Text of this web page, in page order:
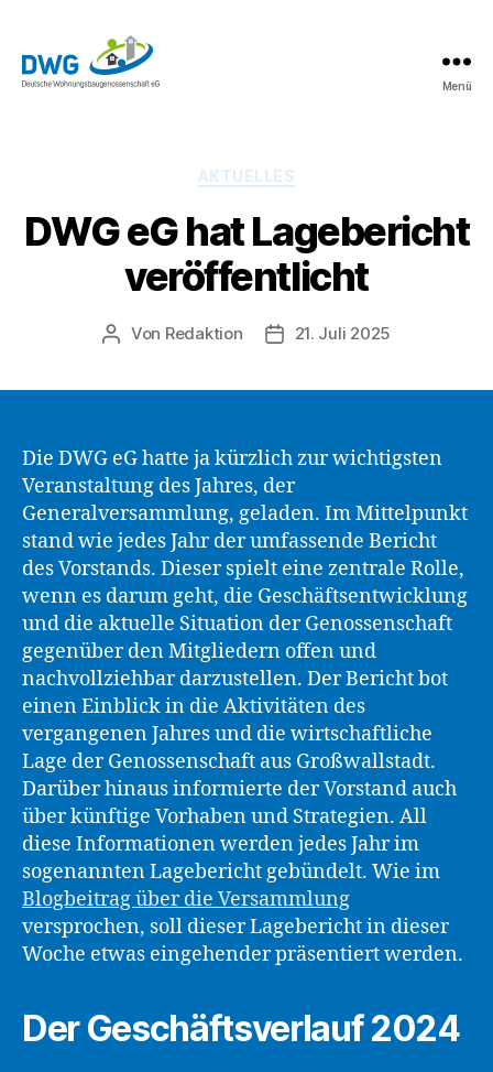
Menü
Kategorien
AKTUELLES
DWG eG hat Lagebericht
veröffentlicht
Beitragsautor
Von Redaktion Beitragsdatum
21. Juli 2025
Die DWG eG hatte ja kürzlich zur wichtigsten
Veranstaltung des Jahres, der
Generalversammlung, geladen. Im Mittelpunkt
stand wie jedes Jahr der umfassende Bericht
des Vorstands. Dieser spielt eine zentrale Rolle,
wenn es darum geht, die Geschäftsentwicklung
und die aktuelle Situation der Genossenschaft
gegenüber den Mitgliedern offen und
nachvollziehbar darzustellen. Der Bericht bot
einen Einblick in die Aktivitäten des
vergangenen Jahres und die wirtschaftliche
Lage der Genossenschaft aus Großwallstadt.
Darüber hinaus informierte der Vorstand auch
über künftige Vorhaben und Strategien. All
diese Informationen werden jedes Jahr im
sogenannten Lagebericht gebündelt. Wie im
Blogbeitrag über die Versammlung
versprochen, soll dieser Lagebericht in dieser
Woche etwas eingehender präsentiert werden.
Der Geschäftsverlauf 2024